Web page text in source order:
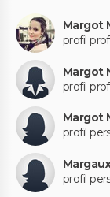
Margot
profil
Margot
profil
Margot
profil
profil